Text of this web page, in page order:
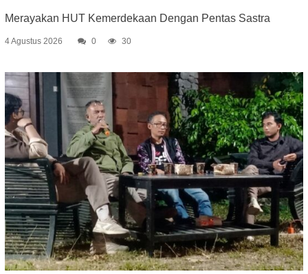
Merayakan HUT Kemerdekaan Dengan Pentas Sastra
4 Agustus 2026 0 30